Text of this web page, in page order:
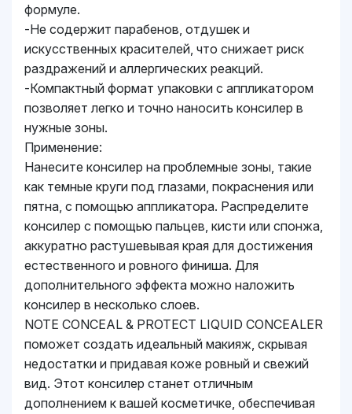
формуле.
-Не содержит парабенов, отдушек и
искусственных красителей, что снижает риск
раздражений и аллергических реакций.
-Компактный формат упаковки с аппликатором
позволяет легко и точно наносить консилер в
нужные зоны.
Применение:
Нанесите консилер на проблемные зоны, такие
как темные круги под глазами, покраснения или
пятна, с помощью аппликатора. Распределите
консилер с помощью пальцев, кисти или спонжа,
аккуратно растушевывая края для достижения
естественного и ровного финиша. Для
дополнительного эффекта можно наложить
консилер в несколько слоев.
NOTE CONCEAL & PROTECT LIQUID CONCEALER
поможет создать идеальный макияж, скрывая
недостатки и придавая коже ровный и свежий
вид. Этот консилер станет отличным
дополнением к вашей косметичке, обеспечивая